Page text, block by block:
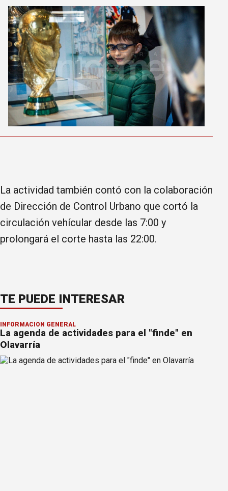
La actividad también contó con la colaboración
de Dirección de Control Urbano que cortó la
circulación vehícular desde las 7:00 y
prolongará el corte hasta las 22:00.
TE PUEDE INTERESAR
INFORMACION GENERAL
La agenda de actividades para el "finde" en
Olavarría